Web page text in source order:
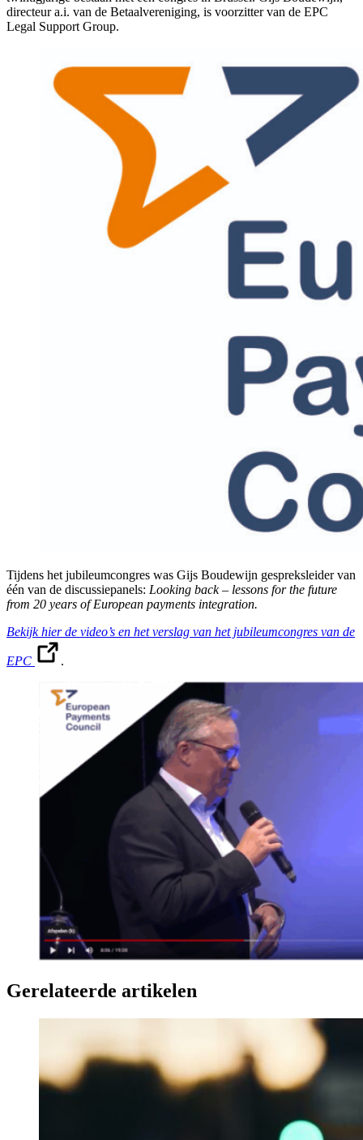
directeur a.i. van de Betaalvereniging, is voorzitter van de EPC
Legal Support Group.
Tijdens het jubileumcongres was Gijs Boudewijn gespreksleider van
één van de discussiepanels: Looking back – lessons for the future
from 20 years of European payments integration.
Bekijk hier de video’s en het verslag van het jubileumcongres van de
EPC .
Gerelateerde artikelen